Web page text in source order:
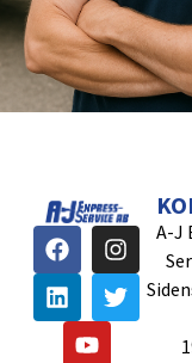
A-J